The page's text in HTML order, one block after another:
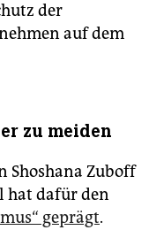
der
auf dem
zu meiden
Shoshana Zuboff
hat dafür den
geprägt.